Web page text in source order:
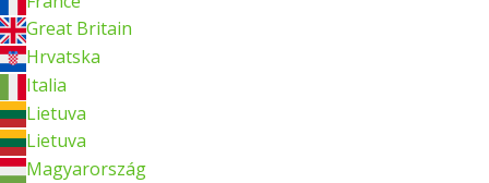
Great Britain
Hrvatska
Italia
Lietuva
Lietuva
Magyarország